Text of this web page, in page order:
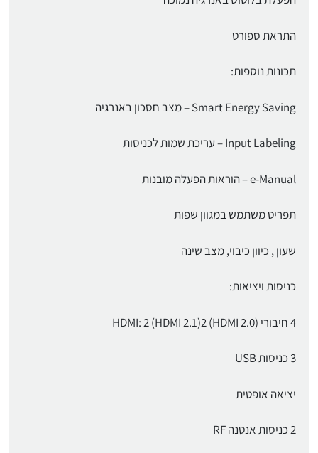
התראת ספורט
תכונות נוספות:
Smart Energy Saving – מצב חסכון באנרגיה
Input Labeling – עריכת שמות לכניסות
e-Manual – הוראות הפעלה מובנות
תפריט משתמש במגוון שפות
שעון , כיוון כיבוי, מצב שינה
כניסות ויציאות:
4 חיבורי HDMI: 2 (HDMI 2.1)2 (HDMI 2.0)
3 כניסות USB
יציאה אופטית
2 כניסות אנטנה RF